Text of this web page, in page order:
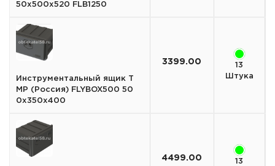
50х500х520 FLB1250
Инструментальный ящик T
MP (Россия) FLYBOX500 50
0х350х400
3399.00
13
Штука
4499.00
13